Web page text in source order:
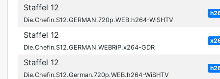
Staffel 12
Die.Chefin.S12.GERMAN.720p.WEB.h264-WiSHTV
Staffel 12
Die.Chefin.S12.GERMAN.WEBRiP.x264-GDR
Staffel 12
Die.Chefin.S12.German.720p.WEB.h264-WiSHTV